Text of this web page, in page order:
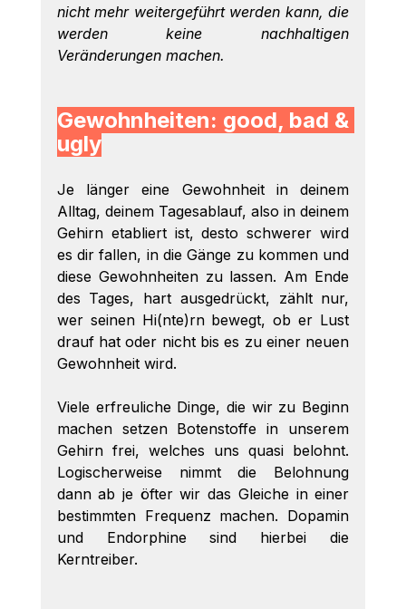
nicht mehr weitergeführt werden kann, die
werden keine nachhaltigen
Veränderungen machen.
Gewohnheiten: good, bad &
ugly
Je länger eine Gewohnheit in deinem
Alltag, deinem Tagesablauf, also in deinem
Gehirn etabliert ist, desto schwerer wird
es dir fallen, in die Gänge zu kommen und
diese Gewohnheiten zu lassen. Am Ende
des Tages, hart ausgedrückt, zählt nur,
wer seinen Hi(nte)rn bewegt, ob er Lust
drauf hat oder nicht bis es zu einer neuen
Gewohnheit wird.
Viele erfreuliche Dinge, die wir zu Beginn
machen setzen Botenstoffe in unserem
Gehirn frei, welches uns quasi belohnt.
Logischerweise nimmt die Belohnung
dann ab je öfter wir das Gleiche in einer
bestimmten Frequenz machen. Dopamin
und Endorphine sind hierbei die
Kerntreiber.